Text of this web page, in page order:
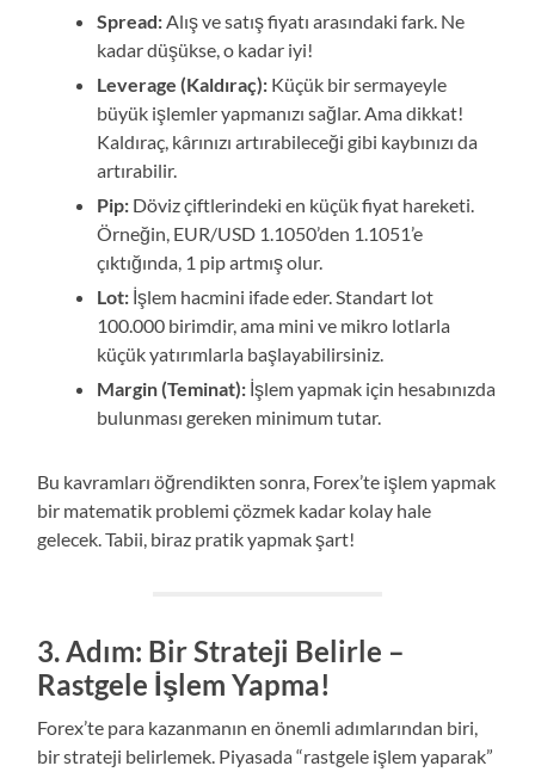
Spread:Alış ve satış fiyatı arasındaki fark. Ne
kadar düşükse, o kadar iyi!
Leverage (Kaldıraç): Küçük bir sermayeyle
büyük işlemler yapmanızı sağlar. Ama dikkat!
Kaldıraç, kârınızı artırabileceği gibi kaybınızı da
artırabilir.
Pip: Döviz çiftlerindeki en küçük fiyat hareketi.
Örneğin, EUR/USD 1.1050’den 1.1051’e
çıktığında, 1 pip artmış olur.
Lot: İşlem hacmini ifade eder. Standart lot
100.000 birimdir, ama mini ve mikro lotlarla
küçük yatırımlarla başlayabilirsiniz.
Margin (Teminat): İşlem yapmak için hesabınızda
bulunması gereken minimum tutar.
Bu kavramları öğrendikten sonra, Forex’te işlem yapmak
bir matematik problemi çözmek kadar kolay hale
gelecek. Tabii, biraz pratik yapmak şart!
3. Adım: Bir Strateji Belirle –
Rastgele İşlem Yapma!
Forex’te para kazanmanın en önemli adımlarından biri,
bir strateji belirlemek. Piyasada “rastgele işlem yaparak”